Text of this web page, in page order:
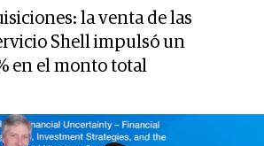
la venta de las
Shell impulsó un
en el monto total